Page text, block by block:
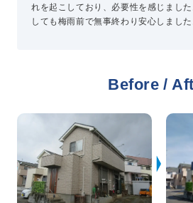
総合お問い合わせ
コミュニティガイドライン
特定商取引法に基づく表記
れを起こしており、必要性を感じまし
しても梅雨前で無事終わり安心しました
Before /